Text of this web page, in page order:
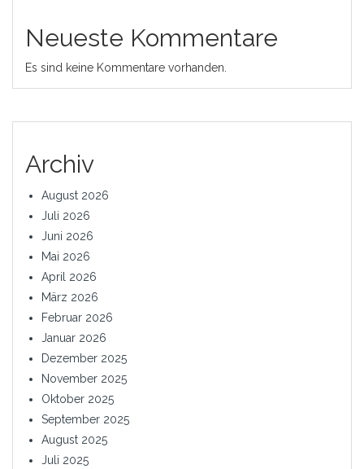
Neueste Kommentare
Es sind keine Kommentare vorhanden.
Archiv
August 2026
Juli 2026
Juni 2026
Mai 2026
April 2026
März 2026
Februar 2026
Januar 2026
Dezember 2025
November 2025
Oktober 2025
September 2025
August 2025
Juli 2025